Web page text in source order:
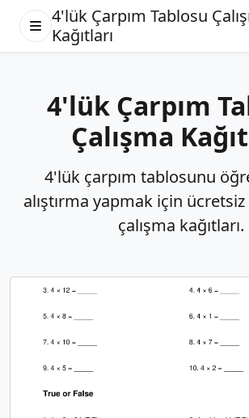
4'lük Çarpım Tablosu
Kağıtları
4'lük Çarpım
Çalışma
4'lük çarpım tablosunu
alıştırma yapmak için ücretsiz
çalışma kağıtları.